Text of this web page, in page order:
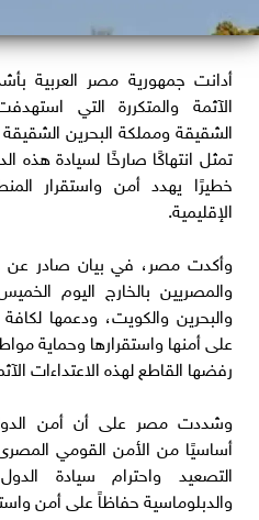
أدانت جمهورية مصر العربية بأشد
الآثمة والمتكررة التي
الشقيقة ومملكة البحرين
تمثل انتهاكًا صارخًا لسيادة هذه
خطيرًا يهدد أمن واستقرار
الإقليمية.
وأكدت مصر، في بيان صادر عن
والمصريين بالخارج اليوم
والبحرين والكويت، ودعمها
على أمنها واستقرارها وحماية
رفضها القاطع لهذه الاعتداءات
وشددت مصر على أن أمن الدول
أساسيًا من الأمن القومي
التصعيد واحترام سيادة
والدبلوماسية حفاظاً على أمن